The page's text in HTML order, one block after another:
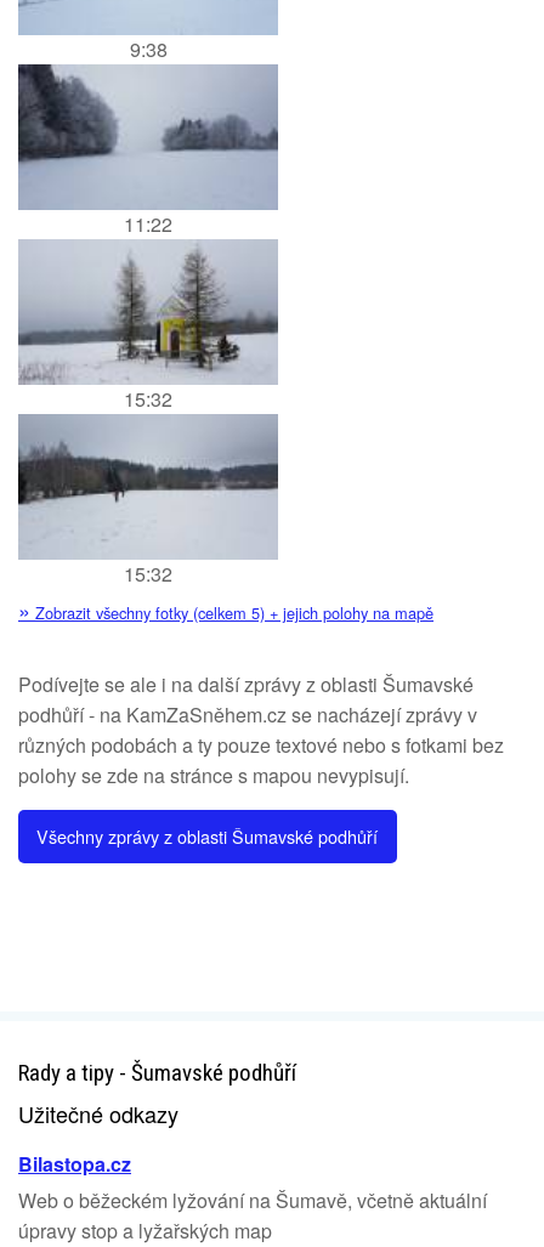
9:38
11:22
15:32
15:32
» Zobrazit všechny fotky (celkem 5) + jejich polohy na mapě
Podívejte se ale i na další zprávy z oblasti Šumavské
podhůří - na KamZaSněhem.cz se nacházejí zprávy v
různých podobách a ty pouze textové nebo s fotkami bez
polohy se zde na stránce s mapou nevypisují.
Všechny zprávy z oblasti Šumavské podhůří
Rady a tipy - Šumavské podhůří
Užitečné odkazy
Bilastopa.cz
Web o běžeckém lyžování na Šumavě, včetně aktuální
úpravy stop a lyžařských map